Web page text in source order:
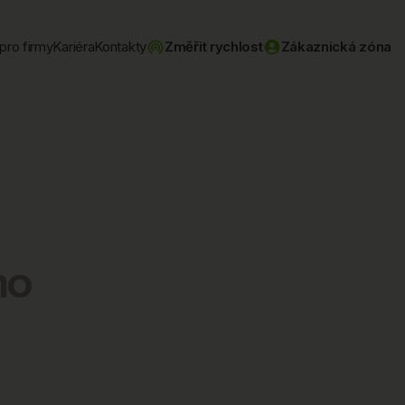
firmyKariéraKontakty Změřit rychlost Zákaznická zóna